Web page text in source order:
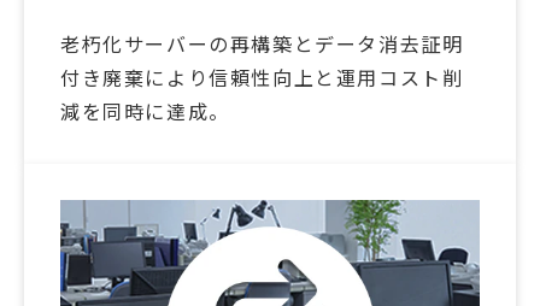
老朽化サーバーの再構築とデータ消去証明
付き廃棄により信頼性向上と運用コスト削
減を同時に達成。